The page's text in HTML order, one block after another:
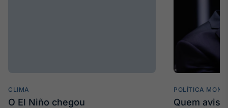
CLIMA
O El Niño chegou
POLÍTICA
Quem